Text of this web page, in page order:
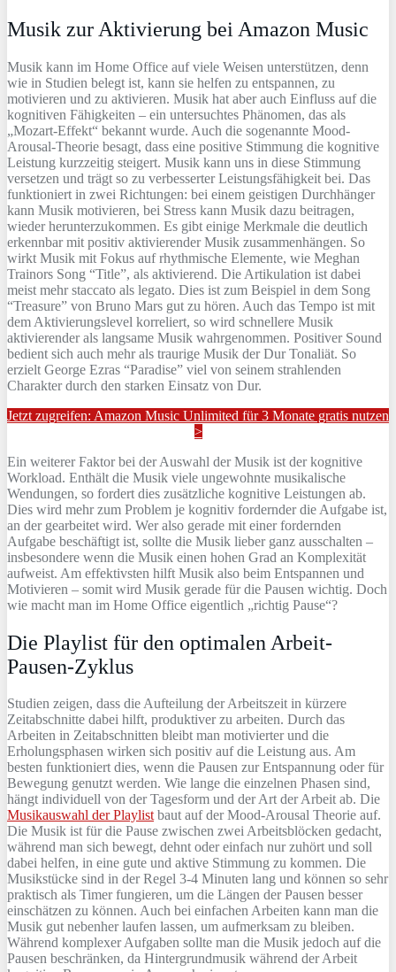
Musik zur Aktivierung bei Amazon Music
Musik kann im Home Office auf viele Weisen unterstützen, denn
wie in Studien belegt ist, kann sie helfen zu entspannen, zu
motivieren und zu aktivieren. Musik hat aber auch Einfluss auf die
kognitiven Fähigkeiten – ein untersuchtes Phänomen, das als
„Mozart-Effekt“ bekannt wurde. Auch die sogenannte Mood-
Arousal-Theorie besagt, dass eine positive Stimmung die kognitive
Leistung kurzzeitig steigert. Musik kann uns in diese Stimmung
versetzen und trägt so zu verbesserter Leistungsfähigkeit bei. Das
funktioniert in zwei Richtungen: bei einem geistigen Durchhänger
kann Musik motivieren, bei Stress kann Musik dazu beitragen,
wieder herunterzukommen. Es gibt einige Merkmale die deutlich
erkennbar mit positiv aktivierender Musik zusammenhängen. So
wirkt Musik mit Fokus auf rhythmische Elemente, wie Meghan
Trainors Song “Title”, als aktivierend. Die Artikulation ist dabei
meist mehr staccato als legato. Dies ist zum Beispiel in dem Song
“Treasure” von Bruno Mars gut zu hören. Auch das Tempo ist mit
dem Aktivierungslevel korreliert, so wird schnellere Musik
aktivierender als langsame Musik wahrgenommen. Positiver Sound
bedient sich auch mehr als traurige Musik der Dur Tonaliät. So
erzielt George Ezras “Paradise” viel von seinem strahlenden
Charakter durch den starken Einsatz von Dur.
Jetzt zugreifen: Amazon Music Unlimited für 3 Monate gratis nutzen
>
Ein weiterer Faktor bei der Auswahl der Musik ist der kognitive
Workload. Enthält die Musik viele ungewohnte musikalische
Wendungen, so fordert dies zusätzliche kognitive Leistungen ab.
Dies wird mehr zum Problem je kognitiv fordernder die Aufgabe ist,
an der gearbeitet wird. Wer also gerade mit einer fordernden
Aufgabe beschäftigt ist, sollte die Musik lieber ganz ausschalten –
insbesondere wenn die Musik einen hohen Grad an Komplexität
aufweist. Am effektivsten hilft Musik also beim Entspannen und
Motivieren – somit wird Musik gerade für die Pausen wichtig. Doch
wie macht man im Home Office eigentlich „richtig Pause“?
Die Playlist für den optimalen Arbeit-
Pausen-Zyklus
Studien zeigen, dass die Aufteilung der Arbeitszeit in kürzere
Zeitabschnitte dabei hilft, produktiver zu arbeiten. Durch das
Arbeiten in Zeitabschnitten bleibt man motivierter und die
Erholungsphasen wirken sich positiv auf die Leistung aus. Am
besten funktioniert dies, wenn die Pausen zur Entspannung oder für
Bewegung genutzt werden. Wie lange die einzelnen Phasen sind,
hängt individuell von der Tagesform und der Art der Arbeit ab. Die
Musikauswahl der Playlistbaut auf der Mood-Arousal Theorie auf.
Die Musik ist für die Pause zwischen zwei Arbeitsblöcken gedacht,
während man sich bewegt, dehnt oder einfach nur zuhört und soll
dabei helfen, in eine gute und aktive Stimmung zu kommen. Die
Musikstücke sind in der Regel 3-4 Minuten lang und können so sehr
praktisch als Timer fungieren, um die Längen der Pausen besser
einschätzen zu können. Auch bei einfachen Arbeiten kann man die
Musik gut nebenher laufen lassen, um aufmerksam zu bleiben.
Während komplexer Aufgaben sollte man die Musik jedoch auf die
Pausen beschränken, da Hintergrundmusik während der Arbeit